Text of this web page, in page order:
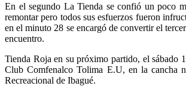
En el segundo La Tienda se confió un poco
remontar pero todos sus esfuerzos fueron
en el minuto 28 se encargó de convertir el
encuentro.
Tienda Roja en su próximo partido, el sábado
Club Comfenalco Tolima E.U, en la cancha
Recreacional de Ibagué.